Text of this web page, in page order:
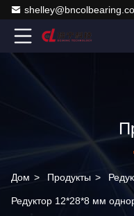
Дом > Продукты >
Редуктор 12*28*8 мм